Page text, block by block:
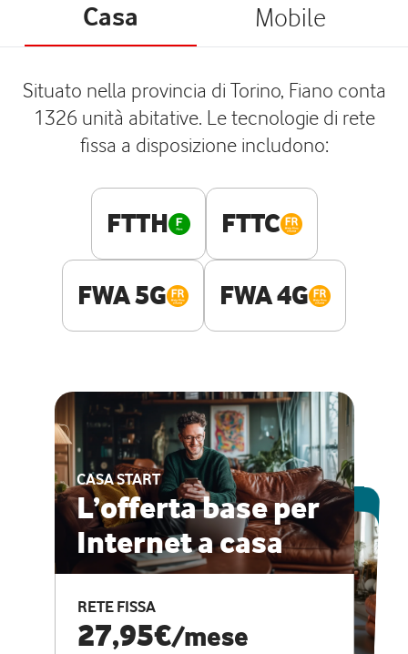
Casa Mobile
Situato nella provincia di Torino, Fiano conta
1326 unità abitative. Le tecnologie di rete
fissa a disposizione includono:
FTTH FTTC
FWA 5G FWA 4G
CASA START
L’offerta base per
Internet a casa
RETE FISSA
27,95€/mese
ESCLUSIVA ONLINE
CASA PRO
Internet veloce e
vantaggi speciali